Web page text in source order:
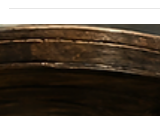
de um entregador delivery esculachado. Dessa vez
puxou o trabuco e ameaçou o rapaz. Que
tudo. A rapaziada, em solidariedade, foi até o local
cobrar o desaforo contra o trabalhador. Tudo
registrado em imagens de celular jogadas nas
As fortificações urbanas - também conhecidas
condomínios - foram criadas para evitar os